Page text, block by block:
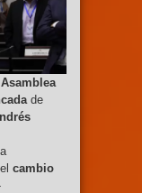
Asamblea
de
a
cambio